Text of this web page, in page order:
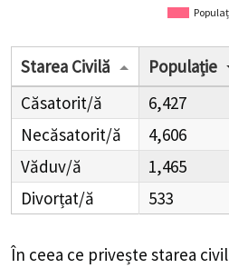
Starea Civilă Populație
Căsatorit/ă
6,427
Necăsatorit/ă
4,606
Văduv/ă
1,465
Divorțat/ă
533
În ceea ce privește starea